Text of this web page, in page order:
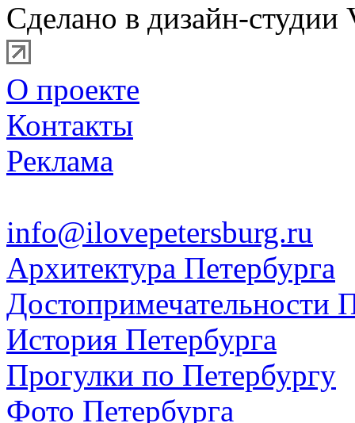
Сделано в дизайн-студии
О проекте
Контакты
Реклама
info@ilovepetersburg.ru
Архитектура Петербурга
Достопримечательности
История Петербурга
Прогулки по Петербургу
Фото Петербурга